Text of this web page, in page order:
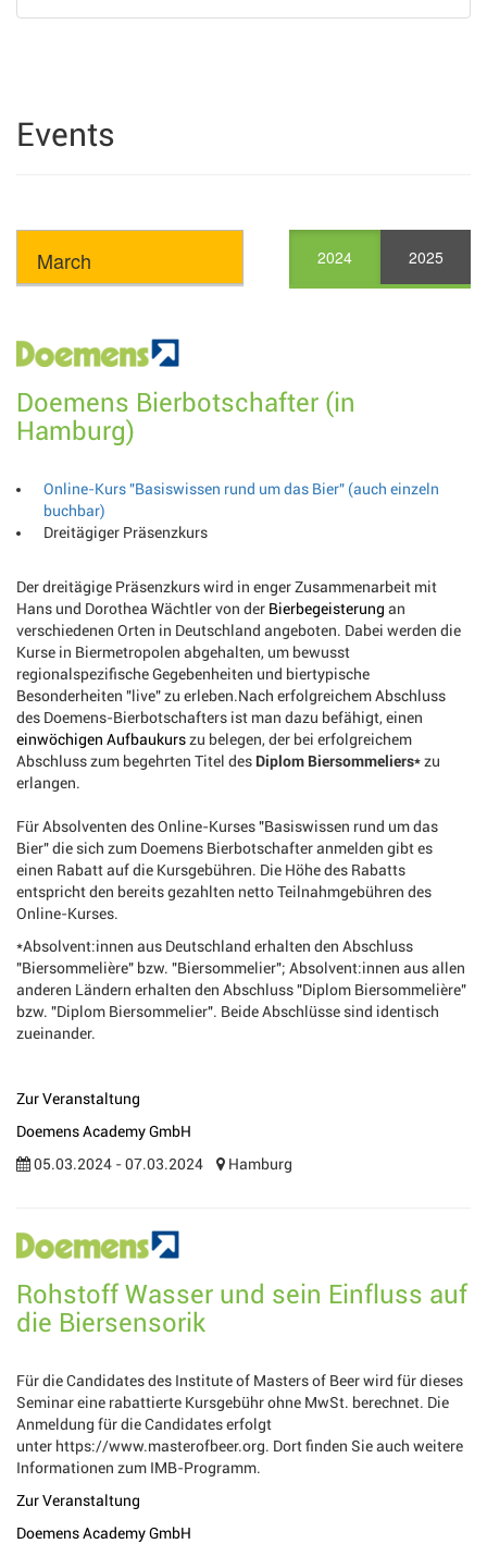
Events
2024 2025
Doemens Bierbotschafter (in
Hamburg)
Online-Kurs "Basiswissen rund um das Bier" (auch einzeln
buchbar)
Dreitägiger Präsenzkurs
Der dreitägige Präsenzkurs wird in enger Zusammenarbeit mit
Hans und Dorothea Wächtler von der Bierbegeisterung an
verschiedenen Orten in Deutschland angeboten. Dabei werden die
Kurse in Biermetropolen abgehalten, um bewusst
regionalspezifische Gegebenheiten und biertypische
Besonderheiten "live" zu erleben.Nach erfolgreichem Abschluss
des Doemens-Bierbotschafters ist man dazu befähigt, einen
einwöchigen Aufbaukurszu belegen, der bei erfolgreichem
Abschluss zum begehrten Titel des Diplom Biersommeliers*zu
erlangen.
Für Absolventen des Online-Kurses "Basiswissen rund um das
Bier" die sich zum Doemens Bierbotschafter anmelden gibt es
einen Rabatt auf die Kursgebühren. Die Höhe des Rabatts
entspricht den bereits gezahlten netto Teilnahmgebühren des
Online-Kurses.
*Absolvent:innen aus Deutschland erhalten den Abschluss
"Biersommelière" bzw. "Biersommelier"; Absolvent:innen aus allen
anderen Ländern erhalten den Abschluss "Diplom Biersommelière"
bzw. "Diplom Biersommelier". Beide Abschlüsse sind identisch
zueinander.
Zur Veranstaltung
Doemens Academy GmbH
05.03.2024 - 07.03.2024
Hamburg
Rohstoff Wasser und sein Einfluss auf
die Biersensorik
Für die Candidates des Institute of Masters of Beer wird für dieses
Seminar eine rabattierte Kursgebühr ohne MwSt. berechnet. Die
Anmeldung für die Candidates erfolgt
unter https://www.masterofbeer.org. Dort finden Sie auch weitere
Informationen zum IMB-Programm.
Zur Veranstaltung
Doemens Academy GmbH